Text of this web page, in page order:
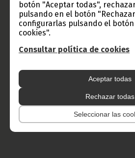
botón "Aceptar todas",
pulsando en el botón
configurarlas pulsando el
cookies".
Consultar política de cookies
Aceptar todas
Rechazar todas
Seleccionar las
el día 15 de agosto de 2010.
Noticias Cultura